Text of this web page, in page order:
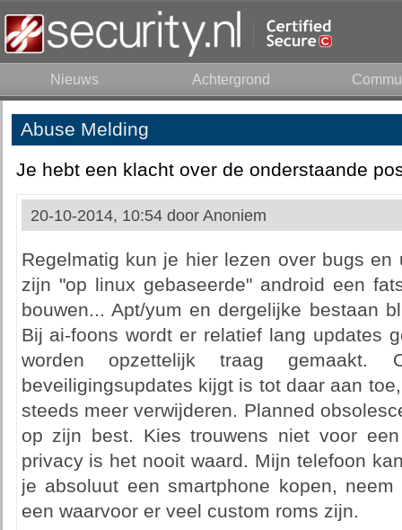
Nieuws Achtergrond
Abuse Melding
Je hebt een klacht over de onderstaande
20-10-2014, 10:54 door Anoniem
Regelmatig kun je hier lezen over bugs
zijn "op linux gebaseerde" android een
bouwen... Apt/yum en dergelijke bestaan
Bij ai-foons wordt er relatief lang updates
worden opzettelijk traag gemaakt.
beveiligingsupdates kijgt is tot daar aan
steeds meer verwijderen. Planned
op zijn best. Kies trouwens niet voor
privacy is het nooit waard. Mijn telefoon
je absoluut een smartphone kopen,
een waarvoor er veel custom roms zijn.